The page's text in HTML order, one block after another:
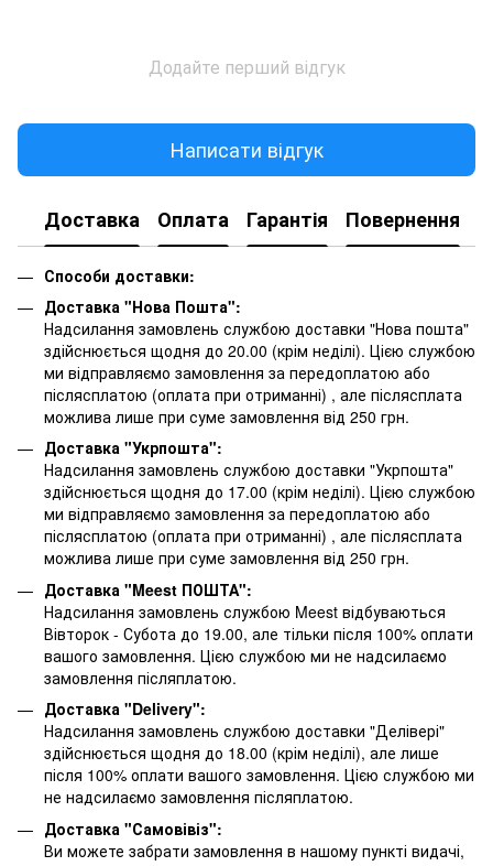
Додайте перший відгук
Написати відгук
Доставка Оплата Гарантія Повернення
Способи доставки:
Доставка "Нова Пошта":
Надсилання замовлень службою доставки "Нова пошта"
здійснюється щодня до 20.00 (крім неділі). Цією службою
ми відправляємо замовлення за передоплатою або
післясплатою (оплата при отриманні) , але післясплата
можлива лише при суме замовлення від 250 грн.
Доставка "Укрпошта":
Надсилання замовлень службою доставки "Укрпошта"
здійснюється щодня до 17.00 (крім неділі). Цією службою
ми відправляємо замовлення за передоплатою або
післясплатою (оплата при отриманні) , але післясплата
можлива лише при суме замовлення від 250 грн.
Доставка "Meest ПОШТА":
Надсилання замовлень службою Meest відбуваються
Вівторок - Субота до 19.00, але тільки після 100% оплати
вашого замовлення. Цією службою ми не надсилаємо
замовлення післяплатою.
Доставка "Delivery":
Надсилання замовлень службою доставки "Делівері"
здійснюється щодня до 18.00 (крім неділі), але лише
після 100% оплати вашого замовлення. Цією службою ми
не надсилаємо замовлення післяплатою.
Доставка "Самовівіз":
Ви можете забрати замовлення в нашому пункті видачі,